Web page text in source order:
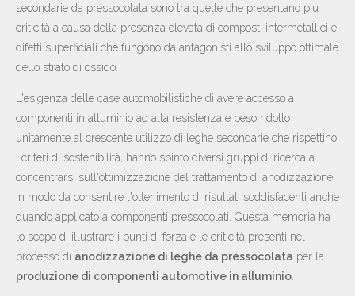
secondarie da pressocolata sono tra quelle che presentano più
criticità a causa della presenza elevata di composti intermetallici e
difetti superficiali che fungono da antagonisti allo sviluppo ottimale
dello strato di ossido.
L'esigenza delle case automobilistiche di avere accesso a
componenti in alluminio ad alta resistenza e peso ridotto
unitamente al crescente utilizzo di leghe secondarie che rispettino
i criteri di sostenibilità, hanno spinto diversi gruppi di ricerca a
concentrarsi sull'ottimizzazione del trattamento di anodizzazione
in modo da consentire l'ottenimento di risultati soddisfacenti anche
quando applicato a componenti pressocolati. Questa memoria ha
lo scopo di illustrare i punti di forza e le criticità presenti nel
processo di anodizzazione di leghe da pressocolata per la
produzione di componenti automotive in alluminio